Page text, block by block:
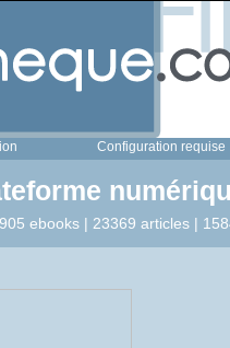
Configuration requise
ebooks | 23369 articles |